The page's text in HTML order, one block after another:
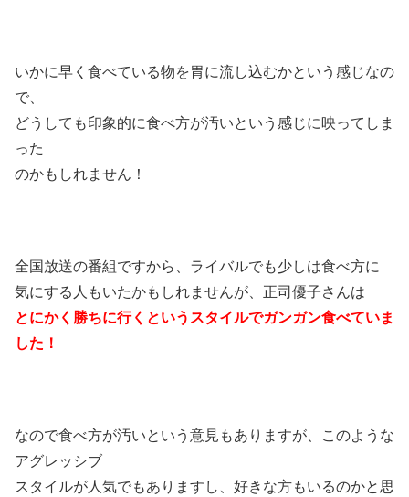
いかに早く食べている物を胃に流し込むかという感じなの
で、
どうしても印象的に食べ方が汚いという感じに映ってしま
った
のかもしれません！
全国放送の番組ですから、ライバルでも少しは食べ方に
気にする人もいたかもしれませんが、正司優子さんは
とにかく勝ちに行くというスタイルでガンガン食べていま
した！
なので食べ方が汚いという意見もありますが、このような
アグレッシブ
スタイルが人気でもありますし、好きな方もいるのかと思